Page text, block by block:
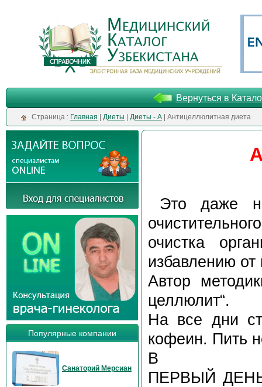
Вернуться в
Cтраница : Главная Диеты Диеты - А | Антицеллюлитная диета
Популярные компании
Санаторий Мерсиан
Это даже
очистка
избавлению
Автор
целлюлит“.
На все дни
кофеин. Пить
В
ПЕРВЫЙ ДЕНЬ